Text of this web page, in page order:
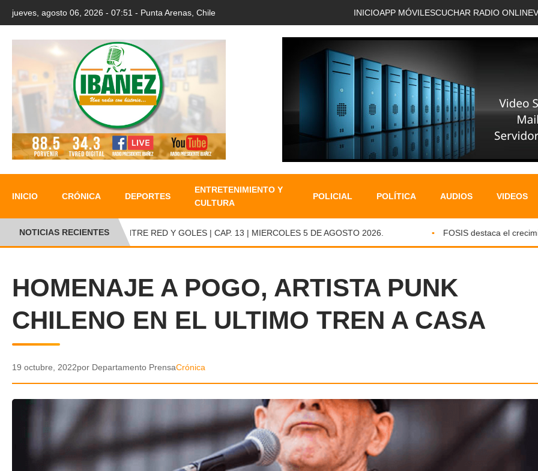
jueves, agosto 06, 2026 - 07:51 - Punta Arenas, Chile INICIOAPP MÓVIL ESCUCHAR RADIO ONLINE
INICIO CRÓNICA DEPORTES
ENTRETENIMIENTO Y
CULTURA
POLICIAL POLÍTICA AUDIOS VIDEOS
NOTICIAS RECIENTESENTRE RED Y GOLES | CAP. 13 | MIERCOLES 5 DE AGOSTO 2026. FOSIS destaca el
HOMENAJE A POGO, ARTISTA PUNK
CHILENO EN EL ULTIMO TREN A CASA
19 octubre, 2022por Departamento PrensaCrónica